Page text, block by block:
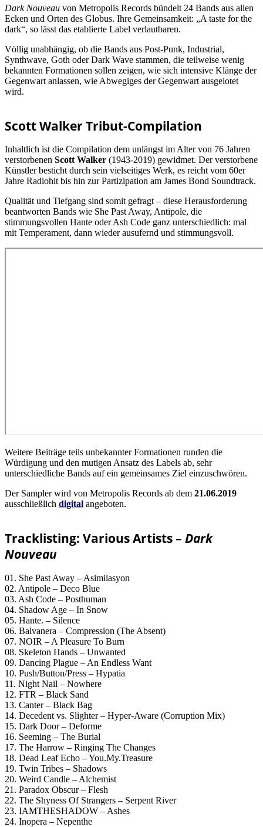
Dark Nouveau von Metropolis Records bündelt 24 Bands aus allen
Ecken und Orten des Globus. Ihre Gemeinsamkeit: „A taste for the
dark“, so lässt das etablierte Label verlautbaren.
Völlig unabhängig, ob die Bands aus Post-Punk, Industrial,
Synthwave, Goth oder Dark Wave stammen, die teilweise wenig
bekannten Formationen sollen zeigen, wie sich intensive Klänge der
Gegenwart anlassen, wie Abwegiges der Gegenwart ausgelotet
wird.
Scott Walker Tribut-Compilation
Inhaltlich ist die Compilation dem unlängst im Alter von 76 Jahren
verstorbenen Scott Walker (1943-2019) gewidmet. Der verstorbene
Künstler besticht durch sein vielseitiges Werk, es reicht vom 60er
Jahre Radiohit bis hin zur Partizipation am James Bond Soundtrack.
Qualität und Tiefgang sind somit gefragt – diese Herausforderung
beantworten Bands wie She Past Away, Antipole, die
stimmungsvollen Hante oder Ash Code ganz unterschiedlich: mal
mit Temperament, dann wieder ausufernd und stimmungsvoll.
Weitere Beiträge teils unbekannter Formationen runden die
Würdigung und den mutigen Ansatz des Labels ab, sehr
unterschiedliche Bands auf ein gemeinsames Ziel einzuschwören.
Der Sampler wird von Metropolis Records ab dem 21.06.2019
ausschließlich digital angeboten.
Tracklisting: Various Artists – Dark
Nouveau
01. She Past Away – Asimilasyon
02. Antipole – Deco Blue
03. Ash Code – Posthuman
04. Shadow Age – In Snow
05. Hante. – Silence
06. Balvanera – Compression (The Absent)
07. NOIR – A Pleasure To Burn
08. Skeleton Hands – Unwanted
09. Dancing Plague – An Endless Want
10. Push/Button/Press – Hypatia
11. Night Nail – Nowhere
12. FTR – Black Sand
13. Canter – Black Bag
14. Decedent vs. Slighter – Hyper-Aware (Corruption Mix)
15. Dark Door – Deforme
16. Seeming – The Burial
17. The Harrow – Ringing The Changes
18. Dead Leaf Echo – You.My.Treasure
19. Twin Tribes – Shadows
20. Weird Candle – Alchemist
21. Paradox Obscur – Flesh
22. The Shyness Of Strangers – Serpent River
23. IAMTHESHADOW – Ashes
24. Inopera – Nepenthe